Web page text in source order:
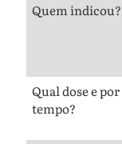
Quem indicou?
Qual dose e
tempo?